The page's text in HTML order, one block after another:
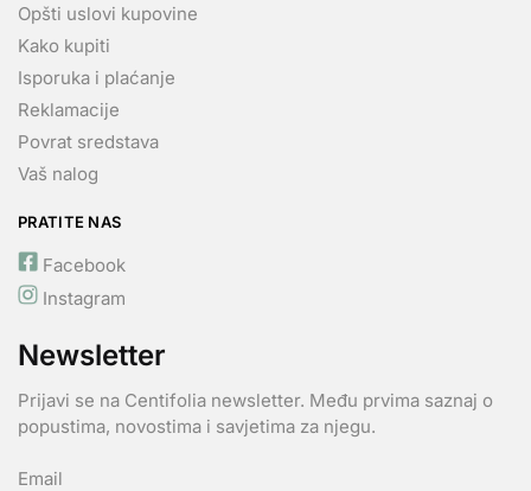
Opšti uslovi kupovine
Kako kupiti
Isporuka i plaćanje
Reklamacije
Povrat sredstava
Vaš nalog
PRATITE NAS
Facebook
Instagram
Newsletter
Prijavi se na Centifolia newsletter. Među prvima saznaj o
popustima, novostima i savjetima za njegu.
Email